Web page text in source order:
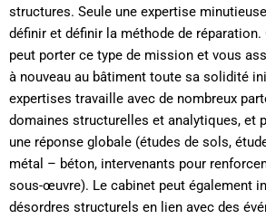
structures. Seule une expertise
définir et définir la méthode de
peut porter ce type de mission et vous
à nouveau au bâtiment toute sa solidité
expertises travaille avec de nombreux
domaines structurelles et analytiques, et
une réponse globale (études de sols,
métal – béton, intervenants pour
sous-œuvre). Le cabinet peut également
désordres structurels en lien avec des